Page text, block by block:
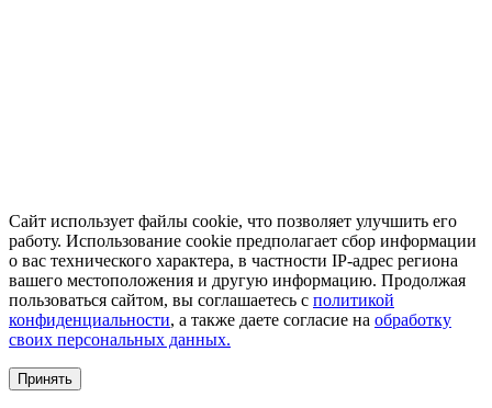
Сайт использует файлы cookie, что позволяет улучшить его
работу. Использование cookie предполагает сбор информации
о вас технического характера, в частности IP-адрес региона
вашего местоположения и другую информацию. Продолжая
пользоваться сайтом, вы соглашаетесь с политикой
конфиденциальности, а также даете согласие на обработку
своих персональных данных.
Принять